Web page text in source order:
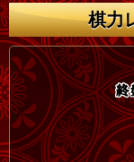
棋力